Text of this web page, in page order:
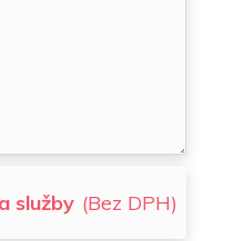
služby (Bez DPH)